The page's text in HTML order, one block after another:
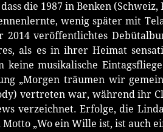
die 1987 in Benken
wenig später mit
veröffentlichtes
als es in ihrer Heimat
keine musikalische
„Morgen träumen wir
vertreten war, während ihr
verzeichnet. Erfolge, die
„Wo ein Wille ist, ist auch